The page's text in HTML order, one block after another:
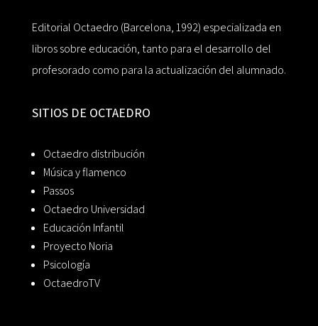
Editorial Octaedro (Barcelona, 1992) especializada en
libros sobre educación, tanto para el desarrollo del
profesorado como para la actualización del alumnado.
SITIOS DE OCTAEDRO
Octaedro distribución
Música y flamenco
Passos
Octaedro Universidad
Educación Infantil
Proyecto Noria
Psicología
OctaedroTV